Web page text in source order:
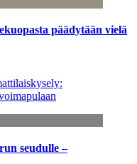
päädytään vielä
seudulle –